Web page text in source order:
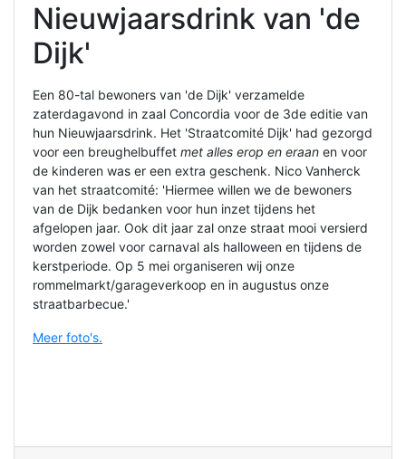
Nieuwjaarsdrink van 'de
Dijk'
Een 80-tal bewoners van 'de Dijk' verzamelde
zaterdagavond in zaal Concordia voor de 3de editie van
hun Nieuwjaarsdrink. Het 'Straatcomité Dijk' had gezorgd
voor een breughelbuffet met alles erop en eraan en voor
de kinderen was er een extra geschenk. Nico Vanherck
van het straatcomité: 'Hiermee willen we de bewoners
van de Dijk bedanken voor hun inzet tijdens het
afgelopen jaar. Ook dit jaar zal onze straat mooi versierd
worden zowel voor carnaval als halloween en tijdens de
kerstperiode. Op 5 mei organiseren wij onze
rommelmarkt/garageverkoop en in augustus onze
straatbarbecue.'
Meer foto's.